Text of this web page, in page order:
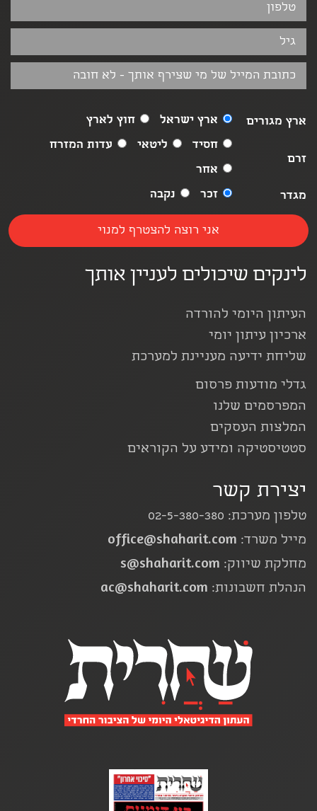
ארץ מגורים ארץ ישראל חוץ לארץ
זרם
חסיד ליטאי
עדות המזרח
אחר
מגדר
זכר נקבה
לינקים שיכולים לעניין אותך
העיתון היומי להורדה
ארכיון עיתון יומי
שליחת ידיעה מעניינת למערכת
גדלי מודעות פרסום
המפרסמים שלנו
המלצות העסקים
סטטיסטיקה ומידע על הקוראים
יצירת קשר
טלפון מערכת: 02-5-380-380
מייל משרד: office@shaharit.com
מחלקת שיווק: s@shaharit.com
הנהלת חשבונות: ac@shaharit.com